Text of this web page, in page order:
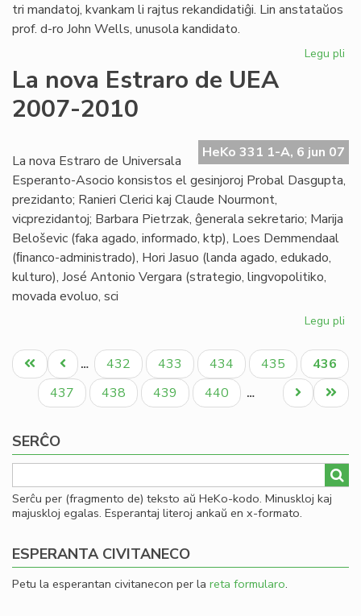
tri mandatoj, kvankam li rajtus rekandidatiĝi. Lin anstataŭos
prof. d-ro John Wells, unusola kandidato.
Legu pli
La nova Estraro de UEA
2007-2010
HeKo 331 1-A, 6 jun 07
La nova Estraro de Universala
Esperanto-Asocio konsistos el gesinjoroj Probal Dasgupta,
prezidanto; Ranieri Clerici kaj Claude Nourmont,
vicprezidantoj; Barbara Pietrzak, ĝenerala sekretario; Marija
Beloševic (faka agado, informado, ktp), Loes Demmendaal
(ﬁnanco-administrado), Hori Jasuo (landa agado, edukado,
kulturo), José Antonio Vergara (strategio, lingvopolitiko,
movada evoluo, sci
Legu pli
de
Pagination
Unua
paĝo
Antaŭa
paĝo
… Paĝo
432 Paĝo
433 Paĝo
434 Paĝo
435
Aktuala
paĝo
436
Paĝo
437 Paĝo
438 Paĝo
439 Paĝo
440 …
Last
page
Next
page
SERĈO
Serĉu per (fragmento de) teksto aŭ HeKo-kodo. Minuskloj kaj
majuskloj egalas. Esperantaj literoj ankaŭ en x-formato.
ESPERANTA CIVITANECO
Petu la esperantan civitanecon per la reta formularo.